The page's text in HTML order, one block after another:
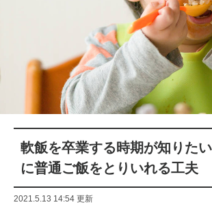
軟飯を卒業する時期が知りた
に普通ご飯をとりいれる工夫
2021.5.13 14:54 更新